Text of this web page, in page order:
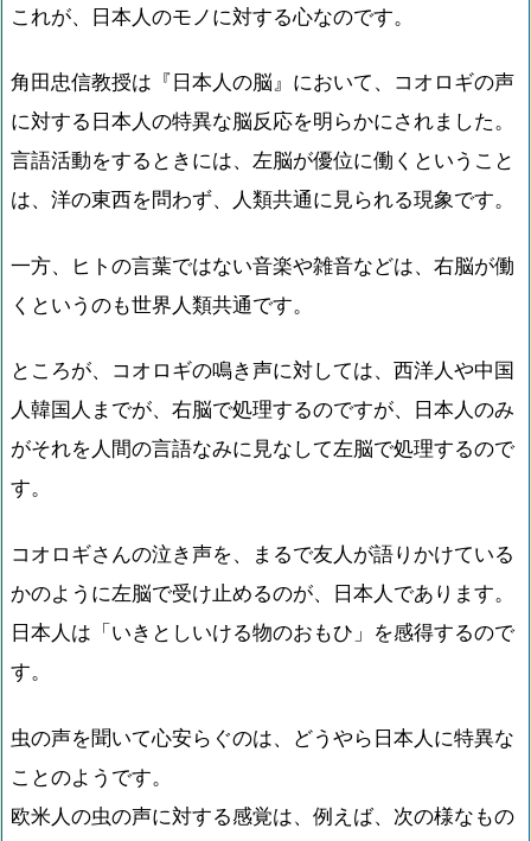
これが、日本人のモノに対する心なのです。
角田忠信教授は『日本人の脳』において、コオロギの声
に対する日本人の特異な脳反応を明らかにされました。
言語活動をするときには、左脳が優位に働くということ
は、洋の東西を問わず、人類共通に見られる現象です。
一方、ヒトの言葉ではない音楽や雑音などは、右脳が働
くというのも世界人類共通です。
ところが、コオロギの鳴き声に対しては、西洋人や中国
人韓国人までが、右脳で処理するのですが、日本人のみ
がそれを人間の言語なみに見なして左脳で処理するので
す。
コオロギさんの泣き声を、まるで友人が語りかけている
かのように左脳で受け止めるのが、日本人であります。
日本人は「いきとしいける物のおもひ」を感得するので
す。
虫の声を聞いて心安らぐのは、どうやら日本人に特異な
ことのようです。
欧米人の虫の声に対する感覚は、例えば、次の様なもの